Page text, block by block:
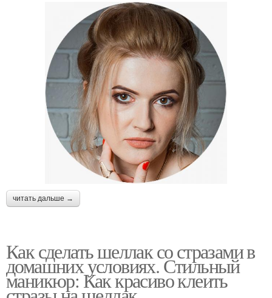
читать дальше →
Как сделать шеллак со стразами в
домашних условиях. Стильный
маникюр: Как красиво клеить